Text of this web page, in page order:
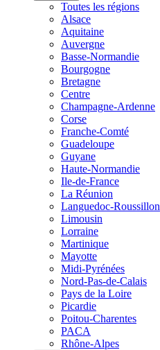
Toutes les régions
Alsace
Aquitaine
Auvergne
Basse-Normandie
Bourgogne
Bretagne
Centre
Champagne-Ardenne
Corse
Franche-Comté
Guadeloupe
Guyane
Haute-Normandie
Ile-de-France
La Réunion
Languedoc-Roussillon
Limousin
Lorraine
Martinique
Mayotte
Midi-Pyrénées
Nord-Pas-de-Calais
Pays de la Loire
Picardie
Poitou-Charentes
PACA
Rhône-Alpes